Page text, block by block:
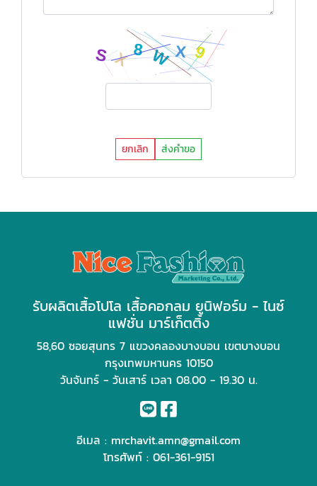
ยกเลิก ส่งคำขอ
รับผลิตเสื้อโปโล เสื้อคอกลม ยูนิฟอร์ม - ไนซ์
แฟชั่น มาร์เก็ตติ้ง
58,60 ซอยสุนทร 7 แขวงคลองบางบอน เขตบางบอน
กรุงเทพมหานคร 10150
วันจันทร์ - วันเสาร์ เวลา 08.00 - 19.30 น.
อีเมล : mrchavit.amn@gmail.com
โทรศัพท์ : 061-361-9151